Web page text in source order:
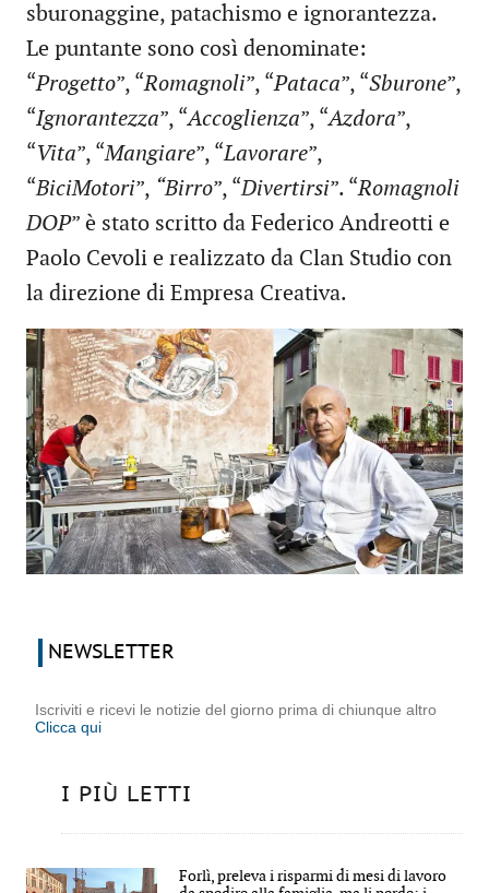
sburonaggine, patachismo e ignorantezza.
Le puntante sono così denominate:
“Progetto”, “Romagnoli”, “Pataca”, “Sburone”,
“Ignorantezza”, “Accoglienza”, “Azdora”,
“Vita”, “Mangiare”, “Lavorare”,
“BiciMotori”, “Birro”, “Divertirsi”. “Romagnoli
DOP” è stato scritto da Federico Andreotti e
Paolo Cevoli e realizzato da Clan Studio con
la direzione di Empresa Creativa.
NEWSLETTER
Iscriviti e ricevi le notizie del giorno prima di chiunque altro
Clicca qui
I PIÙ LETTI
Forlì, preleva i risparmi di mesi di lavoro